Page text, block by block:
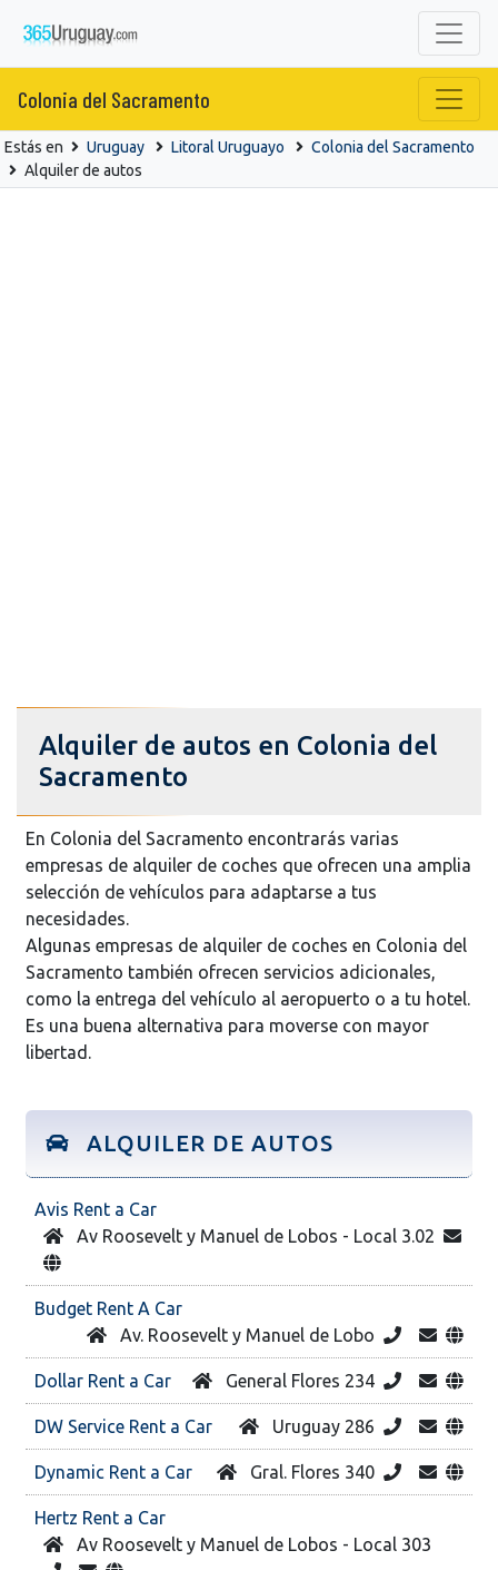
Colonia del Sacramento
Estás en Uruguay Litoral Uruguayo
Colonia del Sacramento
Alquiler de autos
Alquiler de autos en Colonia del
Sacramento
En Colonia del Sacramento encontrarás varias
empresas de alquiler de coches que ofrecen una amplia
selección de vehículos para adaptarse a tus
necesidades.
Algunas empresas de alquiler de coches en Colonia del
Sacramento también ofrecen servicios adicionales,
como la entrega del vehículo al aeropuerto o a tu hotel.
Es una buena alternativa para moverse con mayor
libertad.
ALQUILER DE AUTOS
Avis Rent a Car
Av Roosevelt y Manuel de Lobos - Local 3.02
Budget Rent A Car
Av. Roosevelt y Manuel de Lobo
Dollar Rent a Car General Flores 234
DW Service Rent a Car Uruguay 286
Dynamic Rent a Car Gral. Flores 340
Hertz Rent a Car
Av Roosevelt y Manuel de Lobos - Local 303